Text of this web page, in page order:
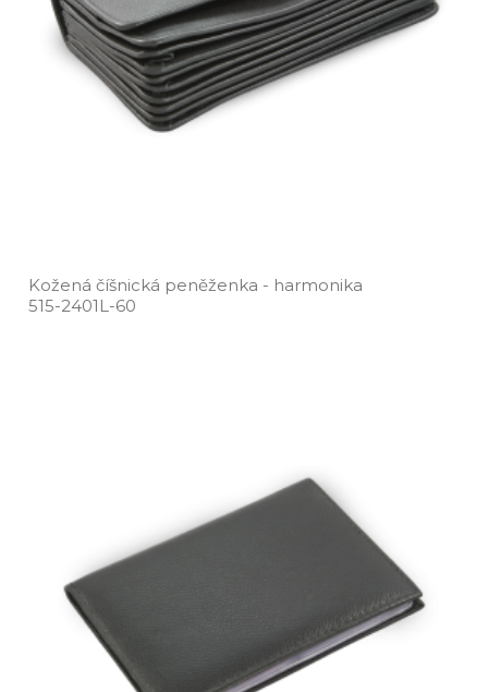
Kožená číšnická peněženka ­- harmonika
515­-2401L­-60